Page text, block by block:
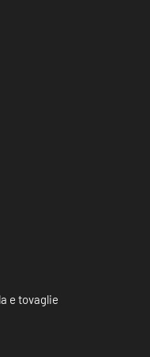
e tovaglie